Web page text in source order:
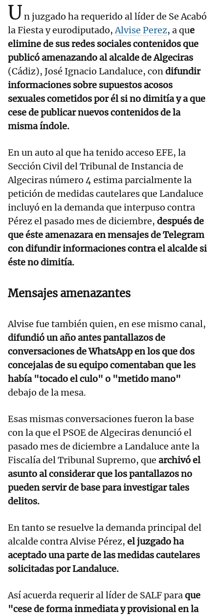
Un juzgado ha requerido al líder de Se Acabó
la Fiesta y eurodiputado,Alvise Perez, a que
elimine de sus redes sociales contenidos que
publicó amenazando al alcalde de Algeciras
(Cádiz), José Ignacio Landaluce, condifundir
informaciones sobre supuestos acosos
sexuales cometidos por él si no dimitía y a que
cese de publicar nuevos contenidos de la
misma índole.
En un auto al que ha tenido acceso EFE, la
Sección Civil del Tribunal de Instancia de
Algeciras número 4 estima parcialmente la
petición de medidas cautelares que Landaluce
incluyó en la demanda que interpuso contra
Pérez el pasado mes de diciembre, después de
que éste amenazara en mensajes de Telegram
con difundir informaciones contra el alcalde si
éste no dimitía.
Mensajes amenazantes
Alvise fue también quien, en ese mismo canal,
difundió un año antes pantallazos de
conversaciones de WhatsApp en los que dos
concejalas de su equipo comentaban que les
había "tocado el culo" o "metido mano"
debajo de la mesa.
Esas mismas conversaciones fueron la base
con la que el PSOE de Algeciras denunció el
pasado mes de diciembre a Landaluce ante la
Fiscalía del Tribunal Supremo, que archivó el
asunto al considerar que los pantallazos no
pueden servir de base para investigar tales
delitos.
En tanto se resuelve la demanda principal del
alcalde contra Alvise Pérez, el juzgado ha
aceptado una parte de las medidas cautelares
solicitadas por Landaluce.
Así acuerda requerir al líder de SALF paraque
"cese de forma inmediata y provisional en la